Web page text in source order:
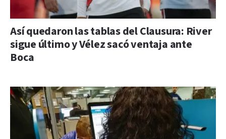
Así quedaron las tablas del Clausura: River
sigue último y Vélez sacó ventaja ante
Boca